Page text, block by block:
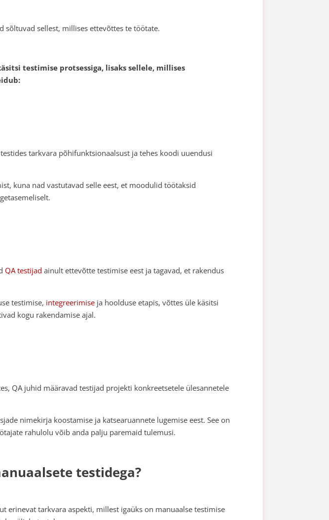
sõltuvad sellest, millises ettevõttes te töötate.
testimise protsessiga, lisaks sellele, millises
tarkvara põhifunktsionaalsust ja tehes koodi uuendusi
kuna nad vastutavad selle eest, et moodulid töötaksid
QA testijad ainult ettevõtte testimise eest ja tagavad, et rakendus
testimise, integreerimise ja hoolduse etapis, võttes üle käsitsi
kogu rakendamise ajal.
QA juhid määravad testijad projekti konkreetsetele ülesannetele
nimekirja koostamise ja katsearuannete lugemise eest. See on
rahulolu võib anda palju paremaid tulemusi.
testidega?
erinevat tarkvara aspekti, millest igaüks on manuaalse testimise